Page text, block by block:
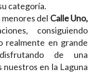
categoría.
del Calle Uno,
consiguiendo
realmente en grande
de una
en la Laguna